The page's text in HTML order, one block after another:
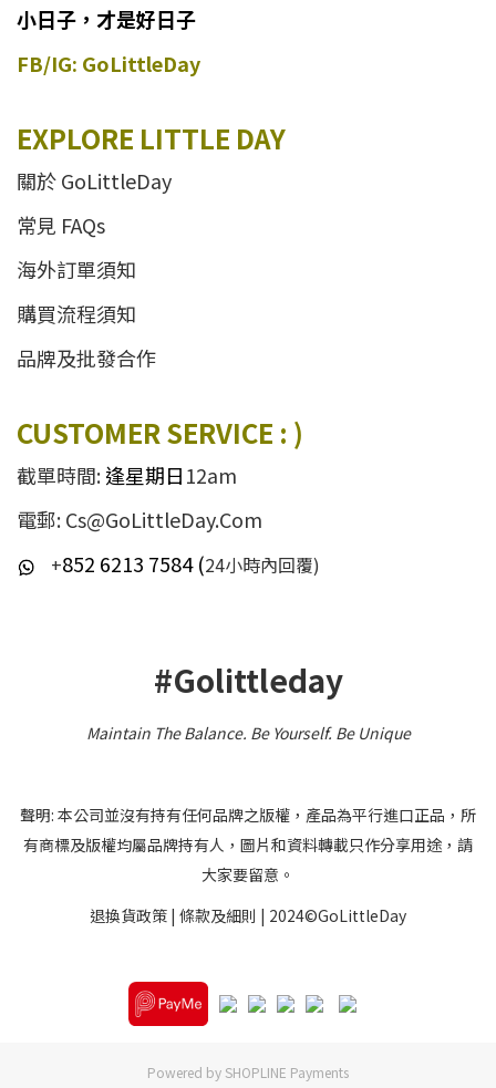
小日子，才是好日子
FB/IG: GoLittleDay
EXPLORE LITTLE DAY
關於 GoLittleDay
常見 FAQs
海外訂單須知
購買流程須知
品牌及批發合作
CUSTOMER SERVICE : )
截單時間:逢星期日12am
電郵: Cs@GoLittleDay.Com
+852 6213 7584 (24小時內回覆)
#Golittleday
Maintain The Balance. Be Yourself.Be Unique
聲明: 本公司並沒有持有任何品牌之版權，產品為平行進口正品，所
有商標及版權均屬品牌持有人，圖片和資料轉載只作分享用途，請
大家要留意。
退換貨政策 | 條款及細則 | 2024©GoLittleDay
Powered by SHOPLINE Payments